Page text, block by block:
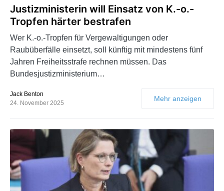
Justizministerin will Einsatz von K.-o.-
Tropfen härter bestrafen
Wer K.-o.-Tropfen für Vergewaltigungen oder
Raubüberfälle einsetzt, soll künftig mit mindestens fünf
Jahren Freiheitsstrafe rechnen müssen. Das
Bundesjustizministerium…
Jack Benton
24. November 2025
Mehr anzeigen